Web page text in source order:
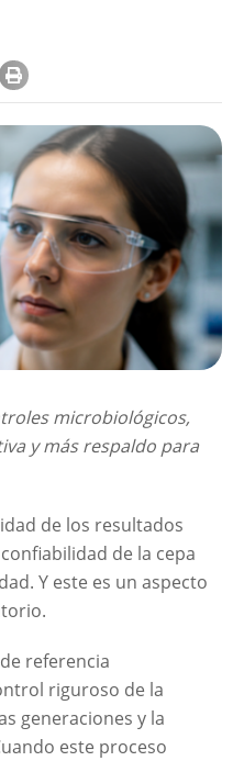
microbiológicos,
y más respaldo para
de los resultados
de la cepa
Y este es un aspecto
referencia
riguroso de la
generaciones y la
este proceso